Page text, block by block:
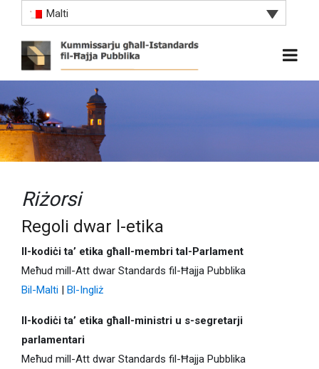
Malti
Riżorsi
Regoli dwar l-etika
Il-kodiċi ta’ etika għall-membri tal-Parlament
Meħud mill-Att dwar Standards fil-Ħajja Pubblika
Bil-Malti | Bl-Ingliż
Il-kodiċi ta’ etika għall-ministri u s-segretarji
parlamentari
Meħud mill-Att dwar Standards fil-Ħajja Pubblika